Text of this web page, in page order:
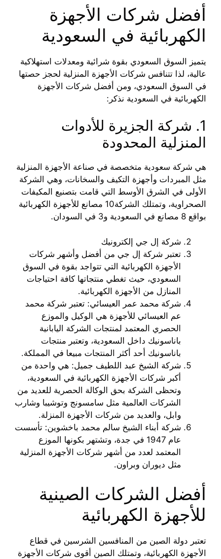
أفضل شركات الأجهزة
الكهربائية في السعودية
يتميز السوق السعودي بقوة شرائية ومعدلات استهلاكية
عالية، لذا تتنافس شركات الأجهزة المنزلية لحجز حصتها
في السوق السعودي، ومن أفضل شركات الأجهزة
الكهربائية في السعودية نذكر:
1. شركة الجزيرة للأدوات
المنزلية المحدودة
هي شركة سعودية متخصصة في صناعة الأجهزة المنزلية
مثل المبردات وأجهزة التكيف والسخانات، وهي الشركة
الأولى في الشرق الأوسط التي قامت بتصنيع المكيفات
الصحراوية، وتمتلك الشركة10 مصانع للأجهزة الكهربائية
بواقع 8 مصانع في السعودية و3 في السودان.
شركة إل جي إلكترونيك
تعتبر شركة إل جي من أفضل وأشهر شركات
الأجهزة الكهربائية التي تتواجد بقوة في السوق
السعودي، حيث تغطي منتجاتها كافة احتياجات
المنازل من الأجهزة الكهربائية.
شركة محمد عمر العيسائي: تعتبر شركة محمد
عم العيسائي للأجهزة هي الوكيل والموزع
الحصري المعتمد لمنتجات الشركة اليابانية
باناسونيك داخل السعودية، وتعتبر منتجات
باناسونيك أحد أكثر المنتجات مبيعا في المملكة.
شركة الشيخ عبد اللطيف جميل: هي واحدة من
أكبر شركات الأجهزة الكهربائية في السعودية،
وتحظى الشركة بحق الوكالة الحصرية للعديد من
الشركات العالمية مثل سامسونج وتوشيبا وشارب
وابل، والعديد من شركات الأجهزة المنزلة.
شركة أبناء الشيخ سالم محمد باخشوين: تأسست
عام 1947 في جدة، وتشتهر بكونها الموزع
المعتمد لعدد من أشهر شركات الأجهزة المنزلية
مثل ديوران وبراون.
أفضل الشركات الصينية
للأجهزة الكهربائية
تعتبر دولة الصين من المنافسين الشرسين في قطاع
الأجهزة الكهربائية، وتمتلك الصين أقوى شركات الأجهزة